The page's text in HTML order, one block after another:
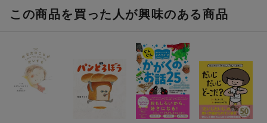
この商品を買った人が興味のある商品